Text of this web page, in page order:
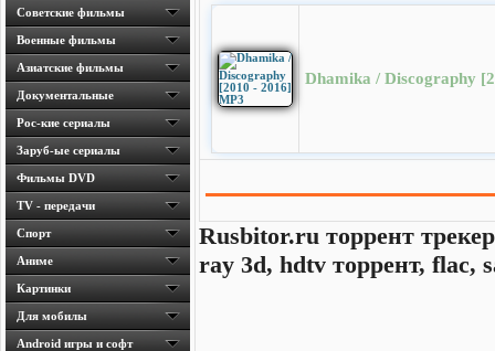
Cоветские фильмы
Военные фильмы
Азиатские фильмы
Документальные
Рос-кие сериалы
Заруб-ые сериалы
Фильмы DVD
TV - передачи
Спорт
Аниме
Картинки
Для мобилы
Android игры и софт
Dhamika / Discography
Rusbitor.ru торрент
ray 3d, hdtv торрент, flac,